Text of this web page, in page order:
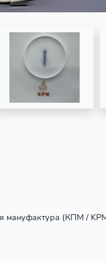
мануфактура (КПМ /